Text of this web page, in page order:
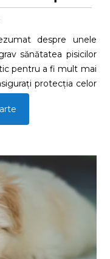
despre unele
sănătatea pisicilor
pentru a fi mult mai
protecția celor